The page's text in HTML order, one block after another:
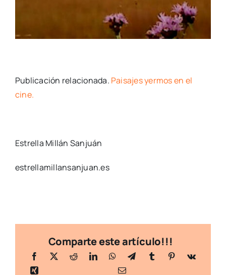
Publicación relacionada. Paisajes yermos en el
cine.
Estrella Millán Sanjuán
estrellamillansanjuan.es
Comparte este artículo!!!